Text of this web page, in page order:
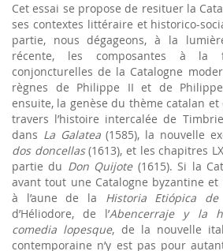
Cet essai se propose de resituer la
ses contextes littéraire et historico-
partie, nous dégageons, à la
récente, les composantes à la
conjoncturelles de la Catalogne
règnes de Philippe II et de
ensuite, la genèse du thème catalan
travers l’histoire intercalée de
dans La Galatea(1585), la nouvelle
dos doncellas(1613), et les chapitres
partie du Don Quijote(1615). Si la
avant tout une Catalogne byzantine et
à l’aune de la Historia Etiópica
d’Héliodore, de l’Abencerraje y la
comedia lopesque, de la nouvelle
contemporaine n’y est pas pour